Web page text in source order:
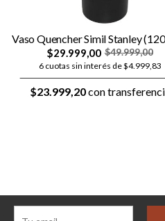
Vaso Quencher Simil Stanley
$29.999,00 $49.999,00
6 cuotas sin interés de $4.999,83
$23.999,20con